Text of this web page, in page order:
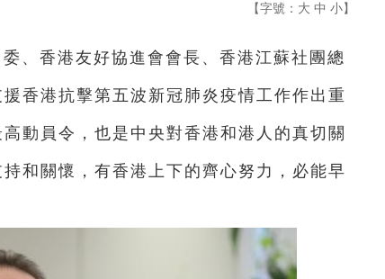
【字號： 大 中 小】
、香港友好協進會會長、香港江蘇社團總
香港抗擊第五波新冠肺炎疫情工作作出重
動員令，也是中央對香港和港人的真切關
和關懷，有香港上下的齊心努力，必能早